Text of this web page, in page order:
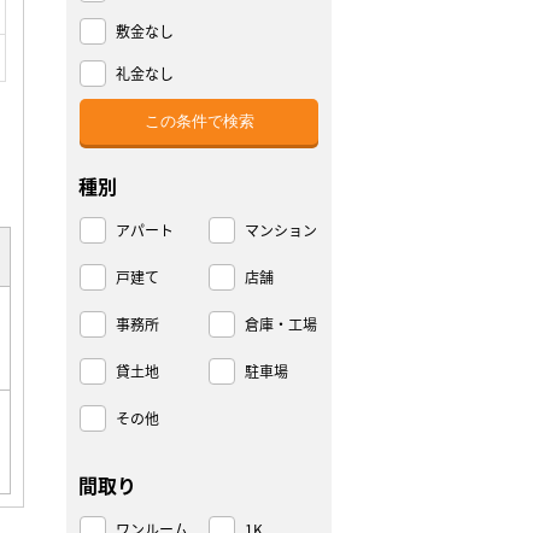
敷金なし
礼金なし
種別
アパート マンション
戸建て 店舗
事務所 倉庫・工場
貸土地 駐車場
その他
間取り
ワンルーム 1K